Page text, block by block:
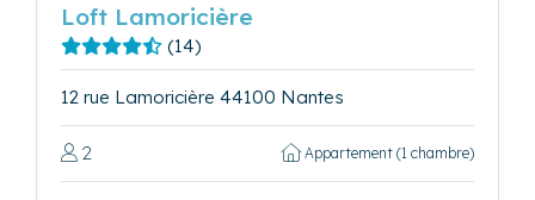
Loft Lamoricière
(14)
12 rue Lamoricière 44100 Nantes
2 Appartement (1 chambre)